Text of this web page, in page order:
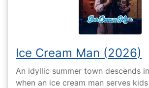
Ice Cream Man (2026)
An idyllic summer town descends
when an ice cream man serves